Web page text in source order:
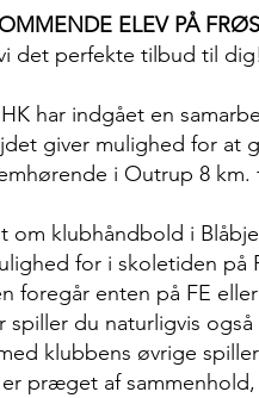
ELEV PÅ
det perfekte tilbud til
har indgået en
giver mulighed for at
i Outrup 8 km.
om klubhåndbold i
for i skoletiden
foregår enten på FE
spiller du naturligvis
klubbens øvrige
præget af